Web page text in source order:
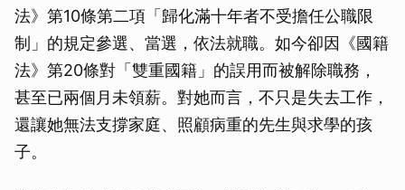
法》第10條第二項「歸化滿十年者不受擔任公職限
制」的規定參選、當選，依法就職。如今卻因《國籍
法》第20條對「雙重國籍」的誤用而被解除職務，
甚至已兩個月未領薪。對她而言，不只是失去工作，
還讓她無法支撐家庭、照顧病重的先生與求學的孩
子。